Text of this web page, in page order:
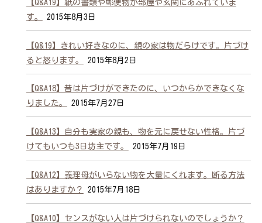
【Q&A19】紙の書類や郵便物が部屋や玄関にあふれていま
す。
2015年8月3日
【Q&19】きれい好きなのに、親の家は物だらけです。片づけ
ると怒ります。
2015年8月2日
【Q&A18】昔は片づけができたのに、いつからかできなくな
りました。
2015年7月27日
【Q&A13】自分も実家の親も、物を元に戻せない性格。片づ
けてもいつも3日坊主です。
2015年7月19日
【Q&A12】義理母がいらない物を大量にくれます。断る方法
はありますか？
2015年7月18日
【Q&A10】センスがない人は片づけられないのでしょうか？